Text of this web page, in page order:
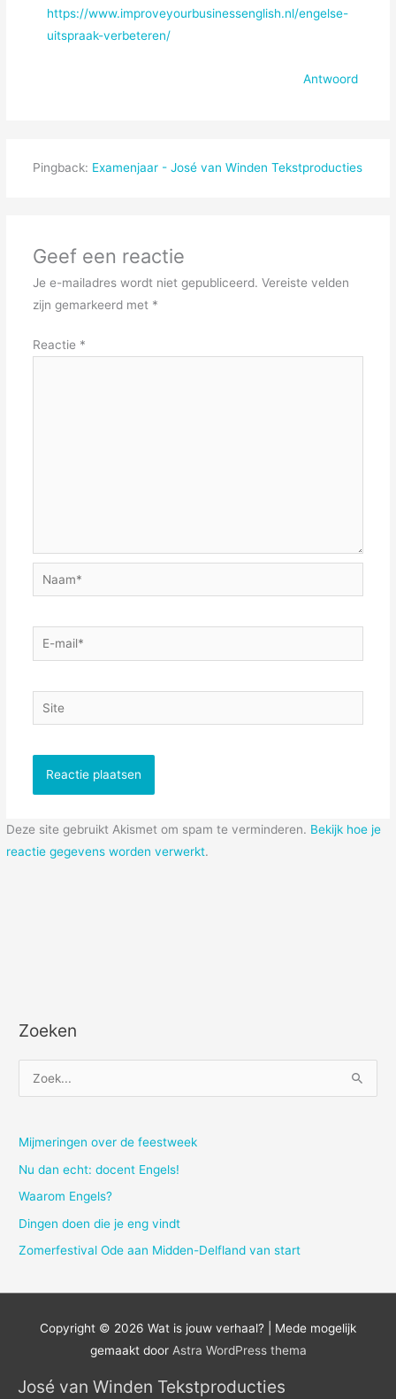
https://www.improveyourbusinessenglish.nl/engelse-
uitspraak-verbeteren/
Antwoord
Pingback: Examenjaar - José van Winden Tekstproducties
Geef een reactie
Je e-mailadres wordt niet gepubliceerd. Vereiste velden
zijn gemarkeerd met *
Reactie *
Naam*
E-
mail*
Site
Deze site gebruikt Akismet om spam te verminderen. Bekijk hoe je
reactie gegevens worden verwerkt.
Zoeken
o
k
n
a
Mijmeringen over de feestweek
Nu dan echt: docent Engels!
Waarom Engels?
Dingen doen die je eng vindt
Zomerfestival Ode aan Midden-Delfland van start
Copyright © 2026 Wat is jouw verhaal? | Mede mogelijk
gemaakt door Astra WordPress thema
José van Winden Tekstproducties